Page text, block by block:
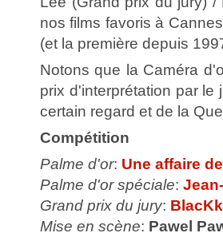
nos films favoris à
(et la première depuis
Notons que la Caméra
prix d'interprétation par
certain regard et de la
Compétition
Palme d'or: Une affaire
Palme d'or spéciale:
Grand prix du jury:
Mise en scène: Pawel